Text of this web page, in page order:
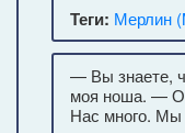
Теги: Мерлин
— Вы знаете,
моя ноша. —
Нас много. Мы